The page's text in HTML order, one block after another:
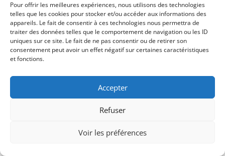
Pour offrir les meilleures expériences, nous utilisons des technologies
telles que les cookies pour stocker et/ou accéder aux informations des
appareils. Le fait de consentir à ces technologies nous permettra de
traiter des données telles que le comportement de navigation ou les ID
uniques sur ce site. Le fait de ne pas consentir ou de retirer son
consentement peut avoir un effet négatif sur certaines caractéristiques
et fonctions.
Accepter
Refuser
Voir les préférences